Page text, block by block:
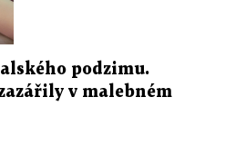
podzimu.
v malebném